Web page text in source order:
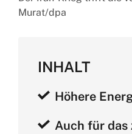
Murat/dpa
INHALT
Höhere
Auch für das